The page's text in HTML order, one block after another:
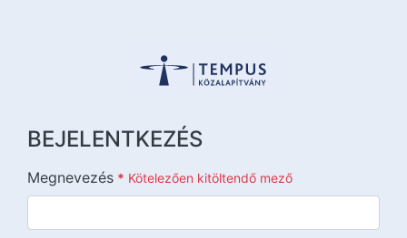
BEJELENTKEZÉS
Megnevezés * Kötelezően kitöltendő mező